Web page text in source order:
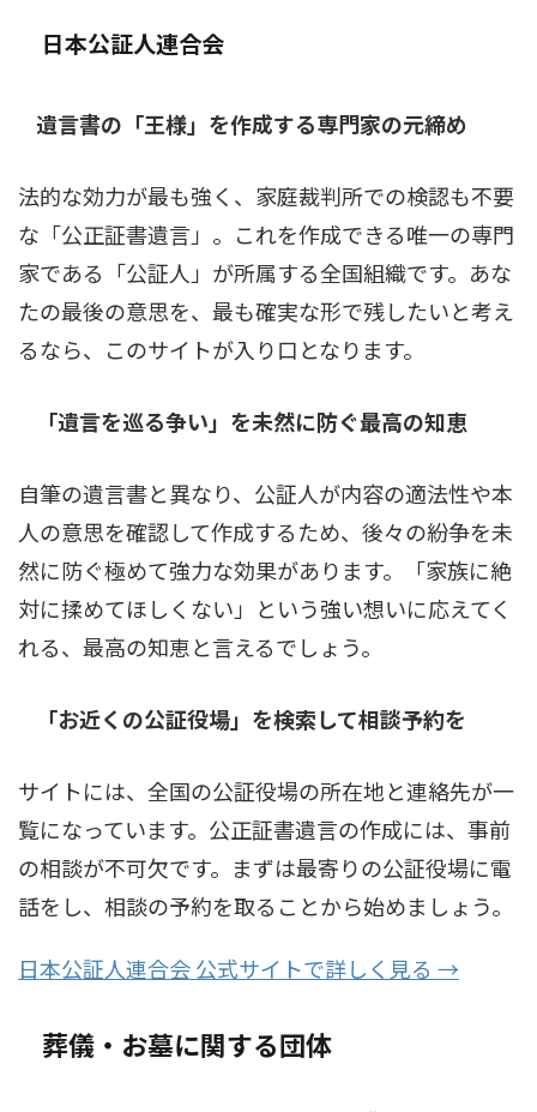
日本公証人連合会
遺言書の「王様」を作成する専門家の元締め
法的な効力が最も強く、家庭裁判所での検認も不要
な「公正証書遺言」。これを作成できる唯一の専門
家である「公証人」が所属する全国組織です。あな
たの最後の意思を、最も確実な形で残したいと考え
るなら、このサイトが入り口となります。
「遺言を巡る争い」を未然に防ぐ最高の知恵
自筆の遺言書と異なり、公証人が内容の適法性や本
人の意思を確認して作成するため、後々の紛争を未
然に防ぐ極めて強力な効果があります。「家族に絶
対に揉めてほしくない」という強い想いに応えてく
れる、最高の知恵と言えるでしょう。
「お近くの公証役場」を検索して相談予約を
サイトには、全国の公証役場の所在地と連絡先が一
覧になっています。公正証書遺言の作成には、事前
の相談が不可欠です。まずは最寄りの公証役場に電
話をし、相談の予約を取ることから始めましょう。
日本公証人連合会 公式サイトで詳しく見る →
葬儀・お墓に関する団体